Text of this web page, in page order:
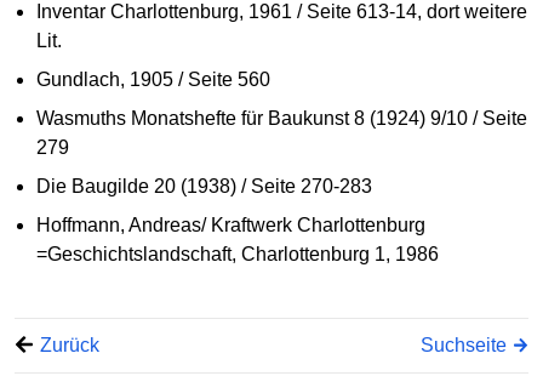
Inventar Charlottenburg, 1961 / Seite 613-14, dort weitere
Lit.
Gundlach, 1905 / Seite 560
Wasmuths Monatshefte für Baukunst 8 (1924) 9/10 / Seite
279
Die Baugilde 20 (1938) / Seite 270-283
Hoffmann, Andreas/ Kraftwerk Charlottenburg
=Geschichtslandschaft, Charlottenburg 1, 1986
Zurück Suchseite